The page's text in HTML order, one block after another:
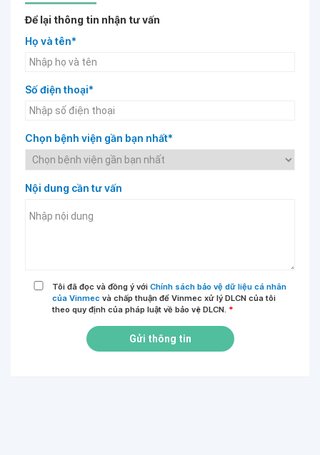
Để lại thông tin nhận tư vấn
Họ và tên*
Số điện thoại*
Chọn bệnh viện gần bạn nhất*
Nội dung cần tư vấn
Tôi đã đọc và đồng ý với Chính sách bảo vệ dữ liệu cá nhân
của Vinmec và chấp thuận để Vinmec xử lý DLCN của tôi
theo quy định của pháp luật về bảo vệ DLCN. *
Gửi thông tin